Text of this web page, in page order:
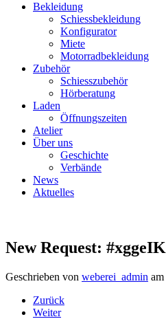
Bekleidung
Schiessbekleidung
Konfigurator
Miete
Motorradbekleidung
Zubehör
Schiesszubehör
Hörberatung
Laden
Öffnungszeiten
Atelier
Über uns
Geschichte
Verbände
News
Aktuelles
New Request: #xggeIK
Geschrieben von weberei_admin am
Zurück
Weiter